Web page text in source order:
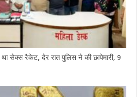
सेक्स रैकेट, देर रात पुलिस ने की छापेमारी, 9